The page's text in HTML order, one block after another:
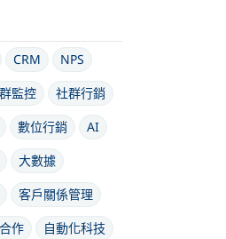
CRM
NPS
監控
社群行銷
數位行銷
AI
大數據
客戶關係管理
作
自動化科技